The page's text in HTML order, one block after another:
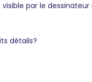
par le
détails?